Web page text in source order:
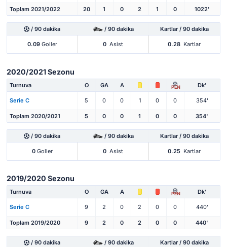
Toplam 2021/2022 20 1 0 2 1 0 1022'
/ 90 dakika / 90 dakika Kartlar / 90 dakika
0.09Goller 0 Asist 0.28 Kartlar
2020/2021 Sezonu
Turnuva O GA A PEN Dk'
Serie C 5 0 0 1 0 0 354'
Toplam 2020/2021 5 0 0 1 0 0 354'
/ 90 dakika / 90 dakika Kartlar / 90 dakika
0Goller 0 Asist 0.25 Kartlar
2019/2020 Sezonu
Turnuva O GA A PEN Dk'
Serie C 9 2 0 2 0 0 440'
Toplam 2019/2020 9 2 0 2 0 0 440'
/ 90 dakika / 90 dakika Kartlar / 90 dakika